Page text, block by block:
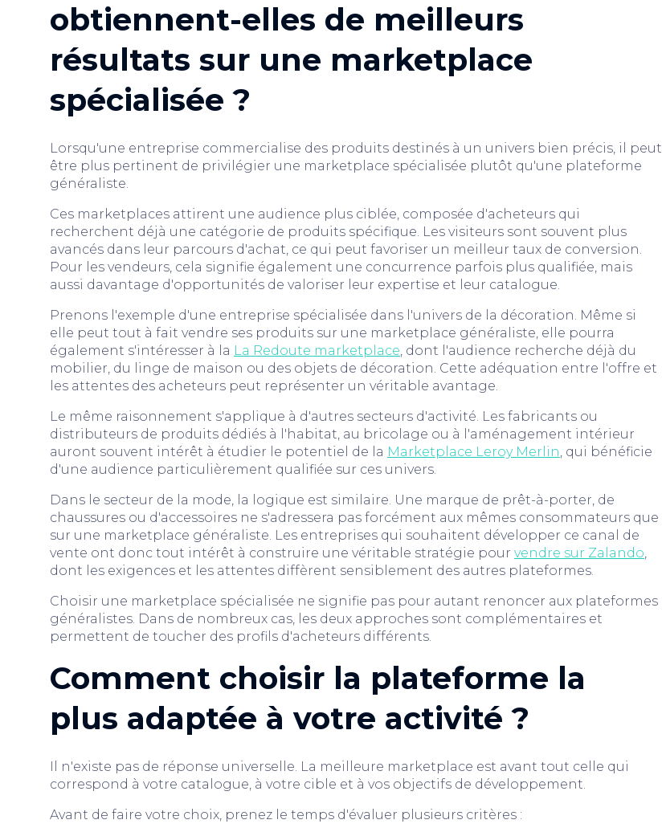
obtiennent-elles de meilleurs
résultats sur une marketplace
spécialisée ?
Lorsqu'une entreprise commercialise des produits destinés à un univers bien précis, il peut
être plus pertinent de privilégier une marketplace spécialisée plutôt qu'une plateforme
généraliste.
Ces marketplaces attirent une audience plus ciblée, composée d'acheteurs qui
recherchent déjà une catégorie de produits spécifique. Les visiteurs sont souvent plus
avancés dans leur parcours d'achat, ce qui peut favoriser un meilleur taux de conversion.
Pour les vendeurs, cela signifie également une concurrence parfois plus qualifiée, mais
aussi davantage d'opportunités de valoriser leur expertise et leur catalogue.
Prenons l'exemple d'une entreprise spécialisée dans l'univers de la décoration. Même si
elle peut tout à fait vendre ses produits sur une marketplace généraliste, elle pourra
également s'intéresser à la La Redoute marketplace, dont l'audience recherche déjà du
mobilier, du linge de maison ou des objets de décoration. Cette adéquation entre l'offre et
les attentes des acheteurs peut représenter un véritable avantage.
Le même raisonnement s'applique à d'autres secteurs d'activité. Les fabricants ou
distributeurs de produits dédiés à l'habitat, au bricolage ou à l'aménagement intérieur
auront souvent intérêt à étudier le potentiel de la Marketplace Leroy Merlin, qui bénéficie
d'une audience particulièrement qualifiée sur ces univers.
Dans le secteur de la mode, la logique est similaire. Une marque de prêt-à-porter, de
chaussures ou d'accessoires ne s'adressera pas forcément aux mêmes consommateurs que
sur une marketplace généraliste. Les entreprises qui souhaitent développer ce canal de
vente ont donc tout intérêt à construire une véritable stratégie pour vendre sur Zalando,
dont les exigences et les attentes diffèrent sensiblement des autres plateformes.
Choisir une marketplace spécialisée ne signifie pas pour autant renoncer aux plateformes
généralistes. Dans de nombreux cas, les deux approches sont complémentaires et
permettent de toucher des profils d'acheteurs différents.
Comment choisir la plateforme la
plus adaptée à votre activité ?
Il n'existe pas de réponse universelle. La meilleure marketplace est avant tout celle qui
correspond à votre catalogue, à votre cible et à vos objectifs de développement.
Avant de faire votre choix, prenez le temps d'évaluer plusieurs critères :